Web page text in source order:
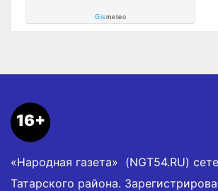
Gismeteo
16+
«Народная газета» (NGT54.RU)
Татарского района.